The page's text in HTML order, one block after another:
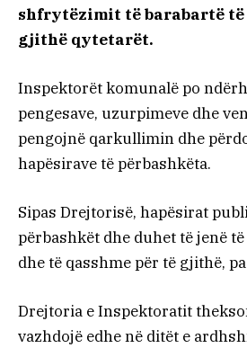
shfrytëzimit të barabartë
gjithë qytetarët.
Inspektorët komunalë po
pengesave, uzurpimeve dhe
pengojnë qarkullimin dhe
hapësirave të përbashkëta.
Sipas Drejtorisë, hapësirat
përbashkët dhe duhet të jenë
dhe të qasshme për të gjithë,
Drejtoria e Inspektoratit
vazhdojë edhe në ditët e